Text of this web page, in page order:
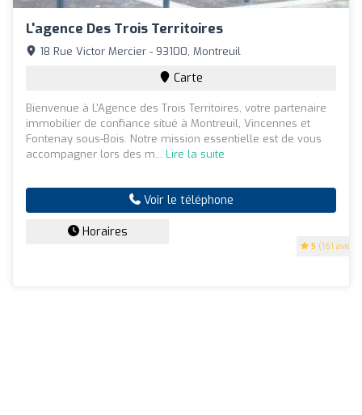
L'agence Des Trois Territoires
5 (161 avis)
18 Rue Victor Mercier - 93100, Montreuil
Carte
Bienvenue à L'Agence des Trois Territoires, votre partenaire
immobilier de confiance situé à Montreuil, Vincennes et
Fontenay sous-Bois. Notre mission essentielle est de vous
accompagner lors des m... Lire la suite
Voir le téléphone
Horaires